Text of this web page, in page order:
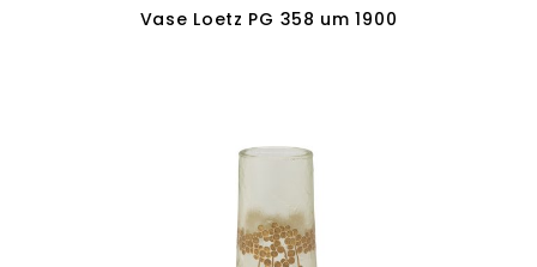
Vase Loetz PG 358 um 1900